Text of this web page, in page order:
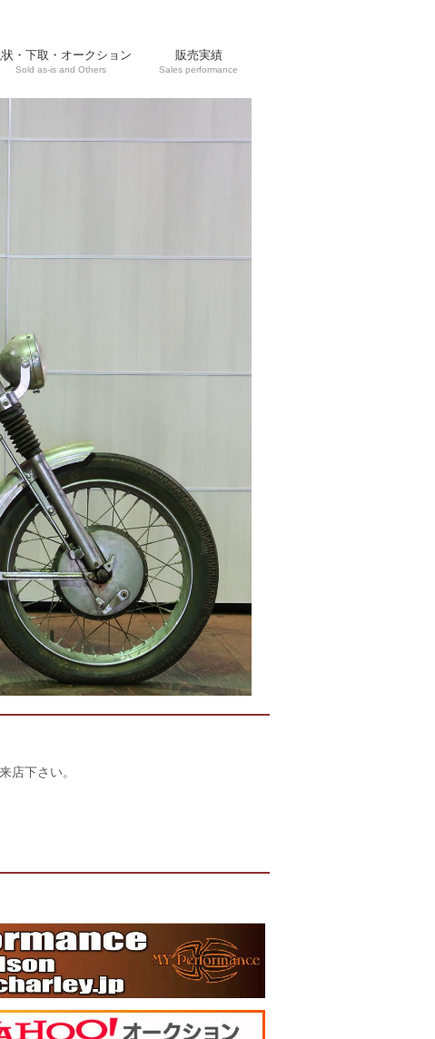
・下取・オークション
Sold as-is and Others
販売実績
Sales performance
店下さい。